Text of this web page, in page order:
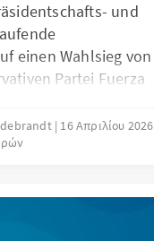
und
einen Wahlsieg von
Partei Fuerza
Wahlgang am 7.
zweitplatzierter
und der
liefern sich mit
Kopf-Rennen. Es
16 Απριλίου 2026